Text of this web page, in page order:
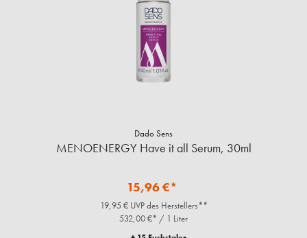
Dado Sens
MENOENERGY Have it all Serum, 30ml
15,96 €*
19,95 € UVP des Herstellers**
532,00 €* / 1 Liter